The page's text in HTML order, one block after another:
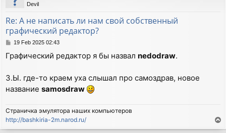
Devil
Re: А не написать ли нам свой собственный
графический редактор?
P
s
19 Feb 2025 02:43
Графический редактор я бы назвал nedodraw.
З.Ы. где-то краем уха слышал про самоздрав, новое
название samosdraw
Страничка эмулятора наших компьютеров
http://bashkiria-2m.narod.ru/
o